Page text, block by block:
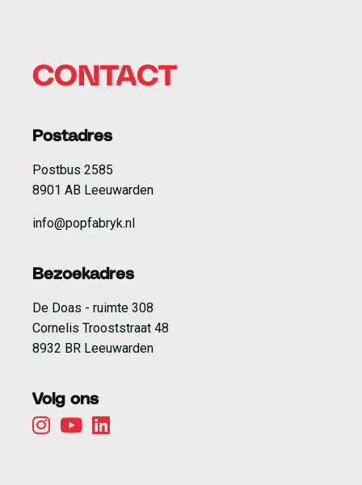
CONTACT
Postadres
Postbus 2585
8901 AB Leeuwarden
info@popfabryk.nl
Bezoekadres
De Doas - ruimte 308
Cornelis Trooststraat 48
8932 BR Leeuwarden
Volg ons